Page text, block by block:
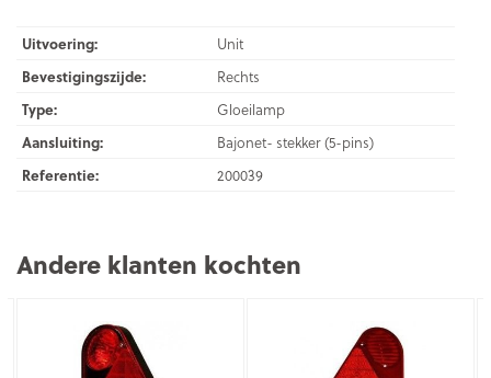
Uitvoering:
Unit
Bevestigingszijde:
Rechts
Type:
Gloeilamp
Aansluiting:
Bajonet- stekker (5-pins)
Referentie:
200039
Andere klanten kochten